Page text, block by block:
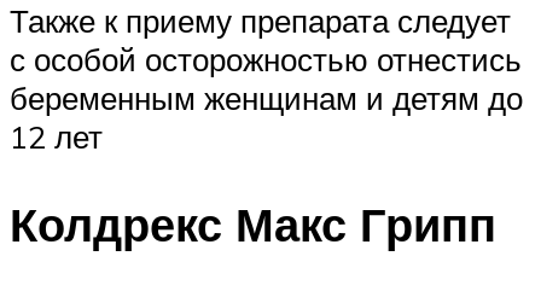
Также к приему препарата следует
с особой осторожностью отнестись
беременным женщинам и детям до
12 лет
Колдрекс Макс Грипп